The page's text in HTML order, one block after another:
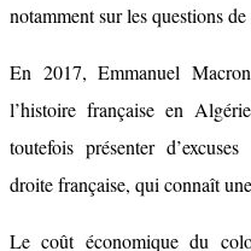
notamment sur les questions
En 2017, Emmanuel
l’histoire française en
toutefois présenter
droite française, qui connaît
Le coût économique du